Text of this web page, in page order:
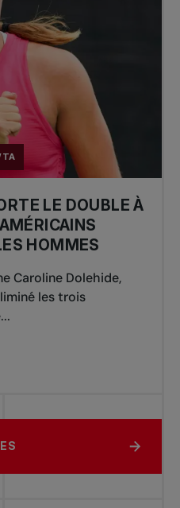
LE DOUBLE À
HOMMES
Caroline Dolehide,
les trois